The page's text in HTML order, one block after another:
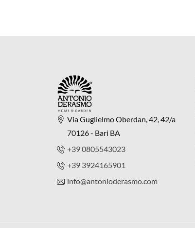
Via Guglielmo Oberdan, 42, 42/a
70126 - Bari BA
+39 0805543023
+39 3924165901
info@antonioderasmo.com